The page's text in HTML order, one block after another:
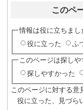
このペ
情報は役に立ちまし
役に立った
ふ
このページは探し
探しやすかった
このページに対する意
役に立った、見づら